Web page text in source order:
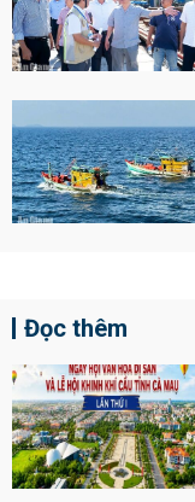
Đọc thêm